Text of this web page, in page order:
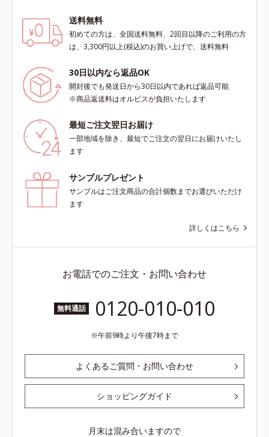
送料無料
初めての方は、全国送料無料、2回目以降のご利用の方
は、3,300円以上(税込)のお買い上げで、送料無料
30日以内なら返品OK
開封後でも発送日から30日以内であれば返品可能
※商品返送料はオルビスが負担いたします
最短ご注文翌日お届け
一部地域を除き、最短でご注文の翌日にお届けいたし
ます
サンプルプレゼント
サンプルはご注文商品の合計個数までお選びいただけ
ます
詳しくはこちら
お電話でのご注文・お問い合わせ
無料通話 0120-010-010
午前9時より午後7時まで
よくあるご質問・お問い合わせ
ショッピングガイド
月末は混み合いますので